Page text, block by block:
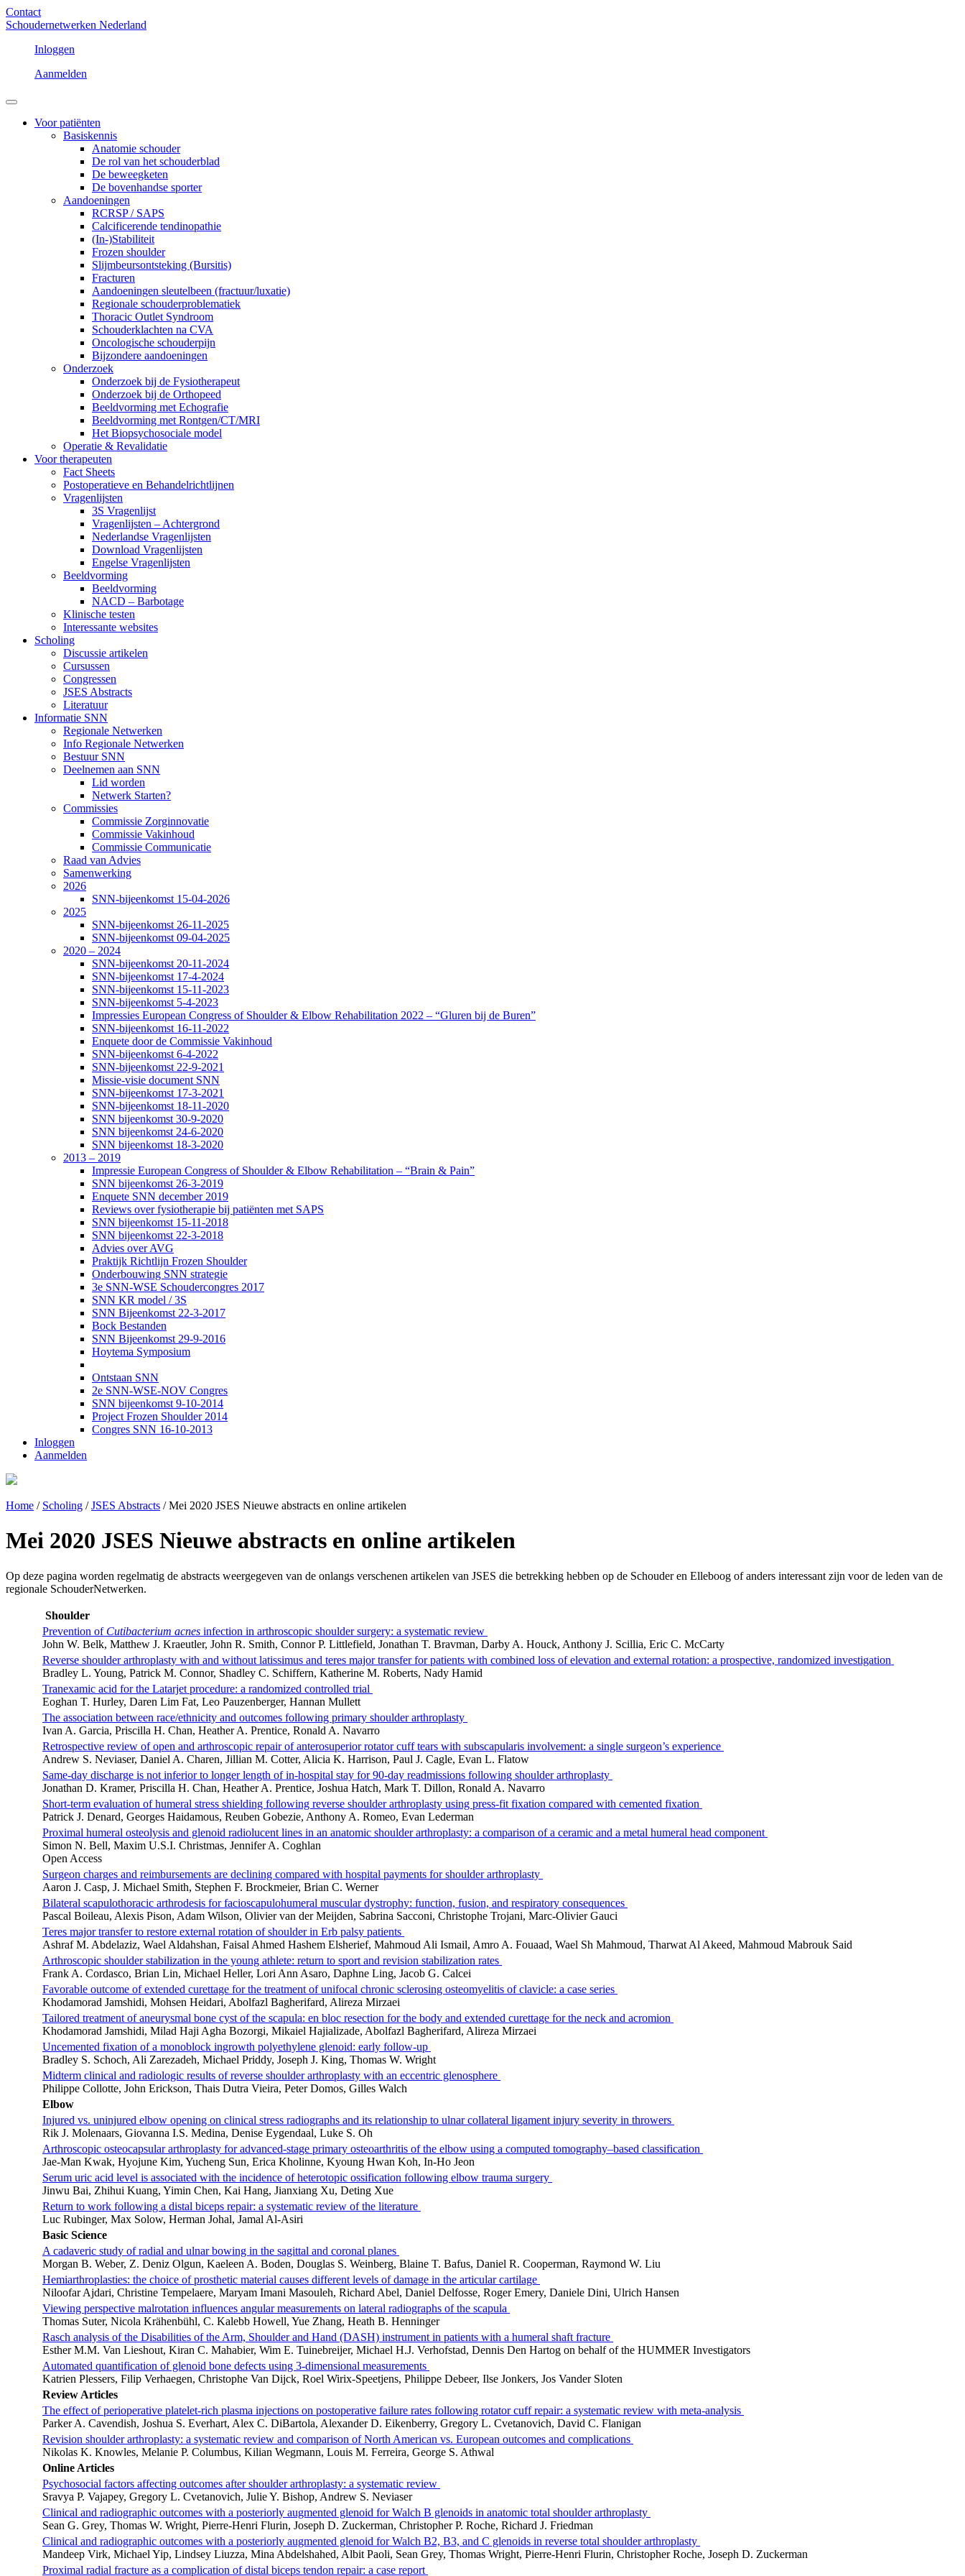
Contact
Schoudernetwerken Nederland
Inloggen
Aanmelden
Voor patiënten
Basiskennis
Anatomie schouder
De rol van het schouderblad
De beweegketen
De bovenhandse sporter
Aandoeningen
RCRSP / SAPS
Calcificerende tendinopathie
(In-)Stabiliteit
Frozen shoulder
Slijmbeursontsteking (Bursitis)
Fracturen
Aandoeningen sleutelbeen (fractuur/luxatie)
Regionale schouderproblematiek
Thoracic Outlet Syndroom
Schouderklachten na CVA
Oncologische schouderpijn
Bijzondere aandoeningen
Onderzoek
Onderzoek bij de Fysiotherapeut
Onderzoek bij de Orthopeed
Beeldvorming met Echografie
Beeldvorming met Rontgen/CT/MRI
Het Biopsychosociale model
Operatie & Revalidatie
Voor therapeuten
Fact Sheets
Postoperatieve en Behandelrichtlijnen
Vragenlijsten
3S Vragenlijst
Vragenlijsten – Achtergrond
Nederlandse Vragenlijsten
Download Vragenlijsten
Engelse Vragenlijsten
Beeldvorming
Beeldvorming
NACD – Barbotage
Klinische testen
Interessante websites
Scholing
Discussie artikelen
Cursussen
Congressen
JSES Abstracts
Literatuur
Informatie SNN
Regionale Netwerken
Info Regionale Netwerken
Bestuur SNN
Deelnemen aan SNN
Lid worden
Netwerk Starten?
Commissies
Commissie Zorginnovatie
Commissie Vakinhoud
Commissie Communicatie
Raad van Advies
Samenwerking
2026
SNN-bijeenkomst 15-04-2026
2025
SNN-bijeenkomst 26-11-2025
SNN-bijeenkomst 09-04-2025
2020 – 2024
SNN-bijeenkomst 20-11-2024
SNN-bijeenkomst 17-4-2024
SNN-bijeenkomst 15-11-2023
SNN-bijeenkomst 5-4-2023
Impressies European Congress of Shoulder & Elbow Rehabilitation 2022 – “Gluren bij de Buren”
SNN-bijeenkomst 16-11-2022
Enquete door de Commissie Vakinhoud
SNN-bijeenkomst 6-4-2022
SNN-bijeenkomst 22-9-2021
Missie-visie document SNN
SNN-bijeenkomst 17-3-2021
SNN-bijeenkomst 18-11-2020
SNN bijeenkomst 30-9-2020
SNN bijeenkomst 24-6-2020
SNN bijeenkomst 18-3-2020
2013 – 2019
Impressie European Congress of Shoulder & Elbow Rehabilitation – “Brain & Pain”
SNN bijeenkomst 26-3-2019
Enquete SNN december 2019
Reviews over fysiotherapie bij patiënten met SAPS
SNN bijeenkomst 15-11-2018
SNN bijeenkomst 22-3-2018
Advies over AVG
Praktijk Richtlijn Frozen Shoulder
Onderbouwing SNN strategie
3e SNN-WSE Schoudercongres 2017
SNN KR model / 3S
SNN Bijeenkomst 22-3-2017
Bock Bestanden
SNN Bijeenkomst 29-9-2016
Hoytema Symposium
Ontstaan SNN
2e SNN-WSE-NOV Congres
SNN bijeenkomst 9-10-2014
Project Frozen Shoulder 2014
Congres SNN 16-10-2013
Inloggen
Aanmelden
Home / Scholing /JSES Abstracts /Mei 2020 JSES Nieuwe abstracts en online artikelen
Mei 2020 JSES Nieuwe abstracts en online artikelen
Op deze pagina worden regelmatig de abstracts weergegeven van de onlangs verschenen artikelen van JSES die betrekking hebben op de Schouder en Elleboog of anders interessant zijn voor de leden van de
regionale SchouderNetwerken.
Shoulder
Prevention of Cutibacterium acnes infection in arthroscopic shoulder surgery: a systematic review
John W. Belk, Matthew J. Kraeutler, John R. Smith, Connor P. Littlefield, Jonathan T. Bravman, Darby A. Houck, Anthony J. Scillia, Eric C. McCarty
Reverse shoulder arthroplasty with and without latissimus and teres major transfer for patients with combined loss of elevation and external rotation: a prospective, randomized investigation
Bradley L. Young, Patrick M. Connor, Shadley C. Schiffern, Katherine M. Roberts, Nady Hamid
Tranexamic acid for the Latarjet procedure: a randomized controlled trial
Eoghan T. Hurley, Daren Lim Fat, Leo Pauzenberger, Hannan Mullett
The association between race/ethnicity and outcomes following primary shoulder arthroplasty
Ivan A. Garcia, Priscilla H. Chan, Heather A. Prentice, Ronald A. Navarro
Retrospective review of open and arthroscopic repair of anterosuperior rotator cuff tears with subscapularis involvement: a single surgeon’s experience
Andrew S. Neviaser, Daniel A. Charen, Jillian M. Cotter, Alicia K. Harrison, Paul J. Cagle, Evan L. Flatow
Same-day discharge is not inferior to longer length of in-hospital stay for 90-day readmissions following shoulder arthroplasty
Jonathan D. Kramer, Priscilla H. Chan, Heather A. Prentice, Joshua Hatch, Mark T. Dillon, Ronald A. Navarro
Short-term evaluation of humeral stress shielding following reverse shoulder arthroplasty using press-fit fixation compared with cemented fixation
Patrick J. Denard, Georges Haidamous, Reuben Gobezie, Anthony A. Romeo, Evan Lederman
Proximal humeral osteolysis and glenoid radiolucent lines in an anatomic shoulder arthroplasty: a comparison of a ceramic and a metal humeral head component
Simon N. Bell, Maxim U.S.I. Christmas, Jennifer A. Coghlan
Open Access
Surgeon charges and reimbursements are declining compared with hospital payments for shoulder arthroplasty
Aaron J. Casp, J. Michael Smith, Stephen F. Brockmeier, Brian C. Werner
Bilateral scapulothoracic arthrodesis for facioscapulohumeral muscular dystrophy: function, fusion, and respiratory consequences
Pascal Boileau, Alexis Pison, Adam Wilson, Olivier van der Meijden, Sabrina Sacconi, Christophe Trojani, Marc-Olivier Gauci
Teres major transfer to restore external rotation of shoulder in Erb palsy patients
Ashraf M. Abdelaziz, Wael Aldahshan, Faisal Ahmed Hashem Elsherief, Mahmoud Ali Ismail, Amro A. Fouaad, Wael Sh Mahmoud, Tharwat Al Akeed, Mahmoud Mabrouk Said
Arthroscopic shoulder stabilization in the young athlete: return to sport and revision stabilization rates
Frank A. Cordasco, Brian Lin, Michael Heller, Lori Ann Asaro, Daphne Ling, Jacob G. Calcei
Favorable outcome of extended curettage for the treatment of unifocal chronic sclerosing osteomyelitis of clavicle: a case series
Khodamorad Jamshidi, Mohsen Heidari, Abolfazl Bagherifard, Alireza Mirzaei
Tailored treatment of aneurysmal bone cyst of the scapula: en bloc resection for the body and extended curettage for the neck and acromion
Khodamorad Jamshidi, Milad Haji Agha Bozorgi, Mikaiel Hajializade, Abolfazl Bagherifard, Alireza Mirzaei
Uncemented fixation of a monoblock ingrowth polyethylene glenoid: early follow-up
Bradley S. Schoch, Ali Zarezadeh, Michael Priddy, Joseph J. King, Thomas W. Wright
Midterm clinical and radiologic results of reverse shoulder arthroplasty with an eccentric glenosphere
Philippe Collotte, John Erickson, Thais Dutra Vieira, Peter Domos, Gilles Walch
Elbow
Injured vs. uninjured elbow opening on clinical stress radiographs and its relationship to ulnar collateral ligament injury severity in throwers
Rik J. Molenaars, Giovanna I.S. Medina, Denise Eygendaal, Luke S. Oh
Arthroscopic osteocapsular arthroplasty for advanced-stage primary osteoarthritis of the elbow using a computed tomography–based classification
Jae-Man Kwak, Hyojune Kim, Yucheng Sun, Erica Kholinne, Kyoung Hwan Koh, In-Ho Jeon
Serum uric acid level is associated with the incidence of heterotopic ossification following elbow trauma surgery
Jinwu Bai, Zhihui Kuang, Yimin Chen, Kai Hang, Jianxiang Xu, Deting Xue
Return to work following a distal biceps repair: a systematic review of the literature
Luc Rubinger, Max Solow, Herman Johal, Jamal Al-Asiri
Basic Science
A cadaveric study of radial and ulnar bowing in the sagittal and coronal planes
Morgan B. Weber, Z. Deniz Olgun, Kaeleen A. Boden, Douglas S. Weinberg, Blaine T. Bafus, Daniel R. Cooperman, Raymond W. Liu
Hemiarthroplasties: the choice of prosthetic material causes different levels of damage in the articular cartilage
Niloofar Ajdari, Christine Tempelaere, Maryam Imani Masouleh, Richard Abel, Daniel Delfosse, Roger Emery, Daniele Dini, Ulrich Hansen
Viewing perspective malrotation influences angular measurements on lateral radiographs of the scapula
Thomas Suter, Nicola Krähenbühl, C. Kalebb Howell, Yue Zhang, Heath B. Henninger
Rasch analysis of the Disabilities of the Arm, Shoulder and Hand (DASH) instrument in patients with a humeral shaft fracture
Esther M.M. Van Lieshout, Kiran C. Mahabier, Wim E. Tuinebreijer, Michael H.J. Verhofstad, Dennis Den Hartog on behalf of the HUMMER Investigators
Automated quantification of glenoid bone defects using 3-dimensional measurements
Katrien Plessers, Filip Verhaegen, Christophe Van Dijck, Roel Wirix-Speetjens, Philippe Debeer, Ilse Jonkers, Jos Vander Sloten
Review Articles
The effect of perioperative platelet-rich plasma injections on postoperative failure rates following rotator cuff repair: a systematic review with meta-analysis
Parker A. Cavendish, Joshua S. Everhart, Alex C. DiBartola, Alexander D. Eikenberry, Gregory L. Cvetanovich, David C. Flanigan
Revision shoulder arthroplasty: a systematic review and comparison of North American vs. European outcomes and complications
Nikolas K. Knowles, Melanie P. Columbus, Kilian Wegmann, Louis M. Ferreira, George S. Athwal
Online Articles
Psychosocial factors affecting outcomes after shoulder arthroplasty: a systematic review
Sravya P. Vajapey, Gregory L. Cvetanovich, Julie Y. Bishop, Andrew S. Neviaser
Clinical and radiographic outcomes with a posteriorly augmented glenoid for Walch B glenoids in anatomic total shoulder arthroplasty
Sean G. Grey, Thomas W. Wright, Pierre-Henri Flurin, Joseph D. Zuckerman, Christopher P. Roche, Richard J. Friedman
Clinical and radiographic outcomes with a posteriorly augmented glenoid for Walch B2, B3, and C glenoids in reverse total shoulder arthroplasty
Mandeep Virk, Michael Yip, Lindsey Liuzza, Mina Abdelshahed, Albit Paoli, Sean Grey, Thomas Wright, Pierre-Henri Flurin, Christopher Roche, Joseph D. Zuckerman
Proximal radial fracture as a complication of distal biceps tendon repair: a case report